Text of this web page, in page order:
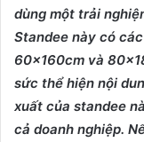
dùng một trải
Standee này có
60x160cm và
sức thể hiện nội
xuất của standee
cả doanh nghiệp.